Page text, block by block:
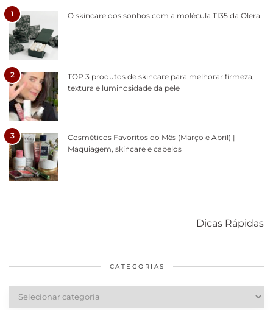
1 O skincare dos sonhos com a molécula TI35 da Olera
2
TOP 3 produtos de skincare para melhorar firmeza,
textura e luminosidade da pele
3
Cosméticos Favoritos do Mês (Março e Abril) |
Maquiagem, skincare e cabelos
Dicas Rápidas
diários
cabelos
CATEGORIAS